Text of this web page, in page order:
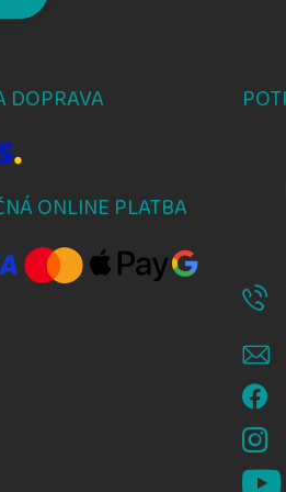
DOPRAVA
ONLINE PLATBA